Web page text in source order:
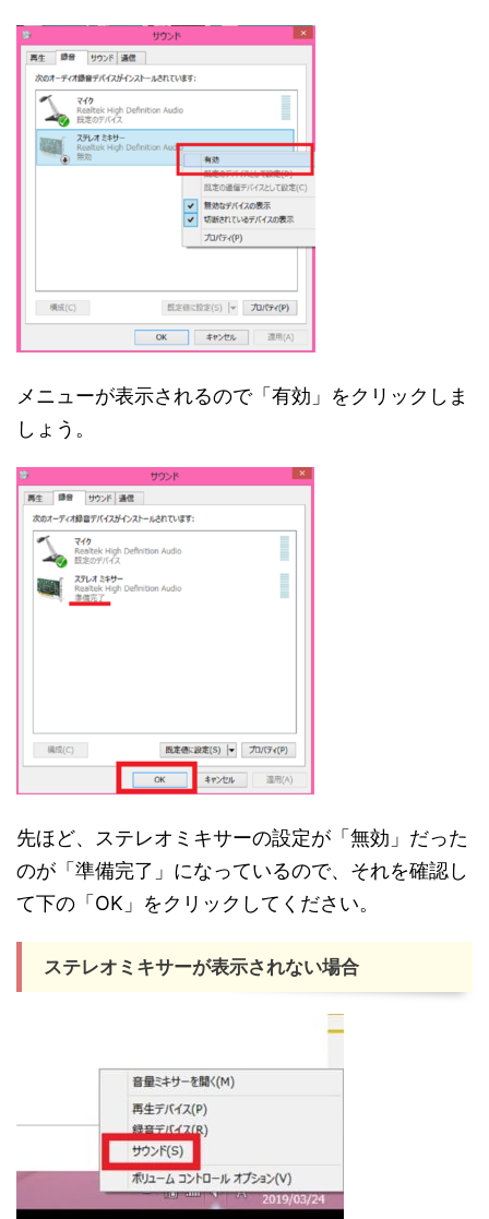
メニューが表示されるので「有効」をクリックしま
しょう。
先ほど、ステレオミキサーの設定が「無効」だった
のが「準備完了」になっているので、それを確認し
て下の「OK」をクリックしてください。
ステレオミキサーが表示されない場合